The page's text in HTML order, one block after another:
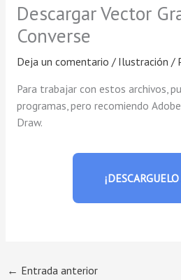
Descargar Vector
Converse
Deja un comentario / Ilustración /
Para trabajar con estos archivos,
programas, pero recomiendo
Draw.
← Entrada anterior